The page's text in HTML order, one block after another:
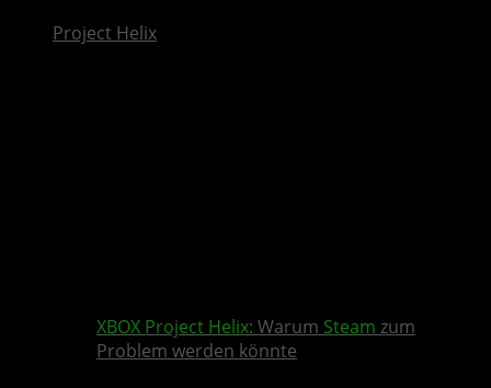
Project Helix
XBOX Project Helix: Warum Steam zum
Problem werden könnte